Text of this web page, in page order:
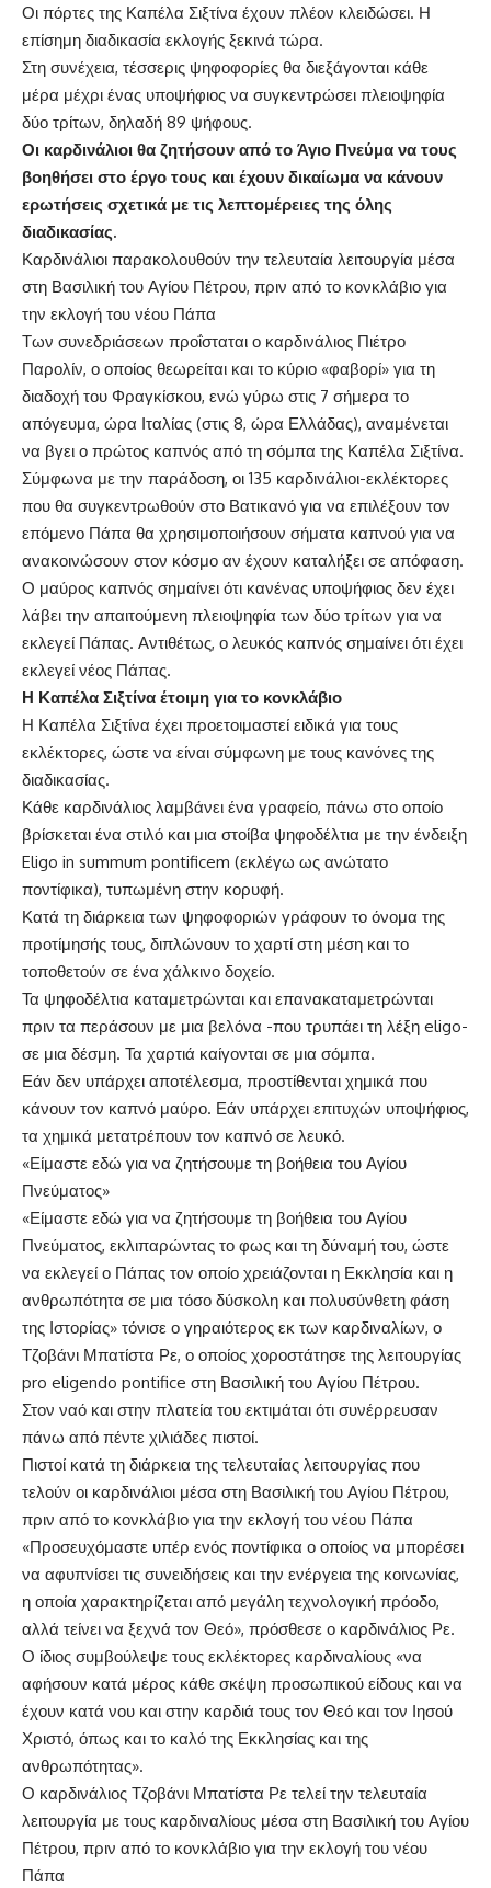
Οι πόρτες της Καπέλα Σιξτίνα έχουν πλέον κλειδώσει. Η
επίσημη διαδικασία εκλογής ξεκινά τώρα.
Στη συνέχεια, τέσσερις ψηφοφορίες θα διεξάγονται κάθε
μέρα μέχρι ένας υποψήφιος να συγκεντρώσει πλειοψηφία
δύο τρίτων, δηλαδή 89 ψήφους.
Οι καρδινάλιοι θα ζητήσουν από το Άγιο Πνεύμα να τους
βοηθήσει στο έργο τους και έχουν δικαίωμα να κάνουν
ερωτήσεις σχετικά με τις λεπτομέρειες της όλης
διαδικασίας.
Καρδινάλιοι παρακολουθούν την τελευταία λειτουργία μέσα
στη Βασιλική του Αγίου Πέτρου, πριν από το κονκλάβιο για
την εκλογή του νέου Πάπα
Των συνεδριάσεων προΐσταται ο καρδινάλιος Πιέτρο
Παρολίν, ο οποίος θεωρείται και το κύριο «φαβορί» για τη
διαδοχή του Φραγκίσκου, ενώ γύρω στις 7 σήμερα το
απόγευμα, ώρα Ιταλίας (στις 8, ώρα Ελλάδας), αναμένεται
να βγει ο πρώτος καπνός από τη σόμπα της Καπέλα Σιξτίνα.
Σύμφωνα με την παράδοση, οι 135 καρδινάλιοι-εκλέκτορες
που θα συγκεντρωθούν στο Βατικανό για να επιλέξουν τον
επόμενο Πάπα θα χρησιμοποιήσουν σήματα καπνού για να
ανακοινώσουν στον κόσμο αν έχουν καταλήξει σε απόφαση.
Ο μαύρος καπνός σημαίνει ότι κανένας υποψήφιος δεν έχει
λάβει την απαιτούμενη πλειοψηφία των δύο τρίτων για να
εκλεγεί Πάπας. Αντιθέτως, ο λευκός καπνός σημαίνει ότι έχει
εκλεγεί νέος Πάπας.
Η Καπέλα Σιξτίνα έτοιμη για το κονκλάβιο
Η Καπέλα Σιξτίνα έχει προετοιμαστεί ειδικά για τους
εκλέκτορες, ώστε να είναι σύμφωνη με τους κανόνες της
διαδικασίας.
Κάθε καρδινάλιος λαμβάνει ένα γραφείο, πάνω στο οποίο
βρίσκεται ένα στιλό και μια στοίβα ψηφοδέλτια με την ένδειξη
Eligo in summum pontificem (εκλέγω ως ανώτατο
ποντίφικα), τυπωμένη στην κορυφή.
Κατά τη διάρκεια των ψηφοφοριών γράφουν το όνομα της
προτίμησής τους, διπλώνουν το χαρτί στη μέση και το
τοποθετούν σε ένα χάλκινο δοχείο.
Τα ψηφοδέλτια καταμετρώνται και επανακαταμετρώνται
πριν τα περάσουν με μια βελόνα -που τρυπάει τη λέξη eligo-
σε μια δέσμη. Τα χαρτιά καίγονται σε μια σόμπα.
Εάν δεν υπάρχει αποτέλεσμα, προστίθενται χημικά που
κάνουν τον καπνό μαύρο. Εάν υπάρχει επιτυχών υποψήφιος,
τα χημικά μετατρέπουν τον καπνό σε λευκό.
«Είμαστε εδώ για να ζητήσουμε τη βοήθεια του Αγίου
Πνεύματος»
«Είμαστε εδώ για να ζητήσουμε τη βοήθεια του Αγίου
Πνεύματος, εκλιπαρώντας το φως και τη δύναμή του, ώστε
να εκλεγεί ο Πάπας τον οποίο χρειάζονται η Εκκλησία και η
ανθρωπότητα σε μια τόσο δύσκολη και πολυσύνθετη φάση
της Ιστορίας» τόνισε ο γηραιότερος εκ των καρδιναλίων, ο
Τζοβάνι Μπατίστα Ρε, ο οποίος χοροστάτησε της λειτουργίας
pro eligendo pontifice στη Βασιλική του Αγίου Πέτρου.
Στον ναό και στην πλατεία του εκτιμάται ότι συνέρρευσαν
πάνω από πέντε χιλιάδες πιστοί.
Πιστοί κατά τη διάρκεια της τελευταίας λειτουργίας που
τελούν οι καρδινάλιοι μέσα στη Βασιλική του Αγίου Πέτρου,
πριν από το κονκλάβιο για την εκλογή του νέου Πάπα
«Προσευχόμαστε υπέρ ενός ποντίφικα ο οποίος να μπορέσει
να αφυπνίσει τις συνειδήσεις και την ενέργεια της κοινωνίας,
η οποία χαρακτηρίζεται από μεγάλη τεχνολογική πρόοδο,
αλλά τείνει να ξεχνά τον Θεό», πρόσθεσε ο καρδινάλιος Ρε.
Ο ίδιος συμβούλεψε τους εκλέκτορες καρδιναλίους «να
αφήσουν κατά μέρος κάθε σκέψη προσωπικού είδους και να
έχουν κατά νου και στην καρδιά τους τον Θεό και τον Ιησού
Χριστό, όπως και το καλό της Εκκλησίας και της
ανθρωπότητας».
Ο καρδινάλιος Τζοβάνι Μπατίστα Ρε τελεί την τελευταία
λειτουργία με τους καρδιναλίους μέσα στη Βασιλική του Αγίου
Πέτρου, πριν από το κονκλάβιο για την εκλογή του νέου
Πάπα